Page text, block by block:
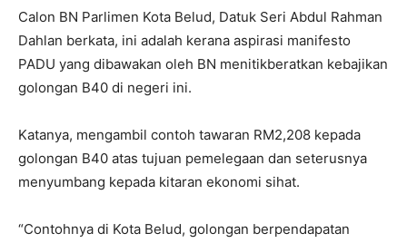
Calon BN Parlimen Kota Belud, Datuk Seri Abdul Rahman
Dahlan berkata, ini adalah kerana aspirasi manifesto
PADU yang dibawakan oleh BN menitikberatkan kebajikan
golongan B40 di negeri ini.
Katanya, mengambil contoh tawaran RM2,208 kepada
golongan B40 atas tujuan pemelegaan dan seterusnya
menyumbang kepada kitaran ekonomi sihat.
“Contohnya di Kota Belud, golongan berpendapatan